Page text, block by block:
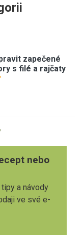
zapečené
s filé a rajčaty
nebo
a návody
ve své e-